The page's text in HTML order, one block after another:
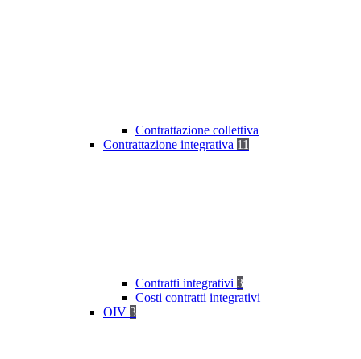
Contrattazione collettiva
Contrattazione integrativa 11
Contratti integrativi 3
Costi contratti integrativi
OIV 3